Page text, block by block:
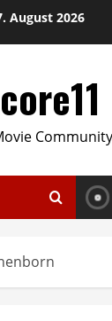
August 2026
Community